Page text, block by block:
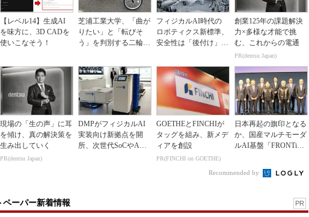
【レベル14】生成AI
を味方に、3D CADを
使いこなそう！
芝浦工業大学、「曲が
りたい」と「転びそ
う」を判別する二輪車
フィジカルAI時代の
ロボティクス新標準、
安全性は「後付け」で
創業125年の課題解決
力×多様な才能で挑
む、これからの電通
PR(dentsu Japan)
現場の「生の声」に耳
を傾け、真の解決策を
生み出していく
PR(dentsu Japan)
DMPがフィジカルAI
実装向け新拠点を開
所、次世代SoCやAM
GOETHEとFINCHIが
タッグを組み、新メデ
ィアを創設
PR(FINCHI on GOETHE)
日本再起の旗印となる
か、国産マルチモーダ
ルAI基盤「FRONTi
Recommended by
ペーパー新着情報 PR